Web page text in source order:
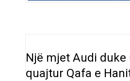
Një mjet Audi duke
quajtur Qafa e